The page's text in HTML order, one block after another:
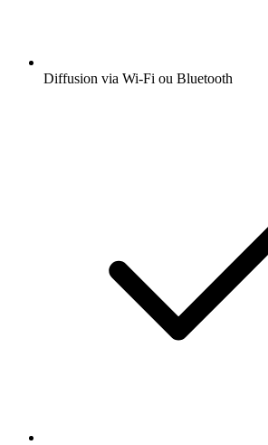
Diffusion via Wi-Fi ou Bluetooth